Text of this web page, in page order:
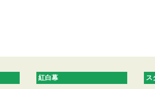
紅白幕 ス